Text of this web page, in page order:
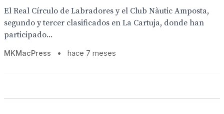
El Real Círculo de Labradores y el Club Nàutic Amposta,
segundo y tercer clasificados en La Cartuja, donde han
participado...
MKMacPress • hace 7 meses